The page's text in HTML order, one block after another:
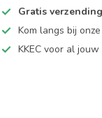
Gratis verzending
Kom langs bij
KKEC voor al jouw